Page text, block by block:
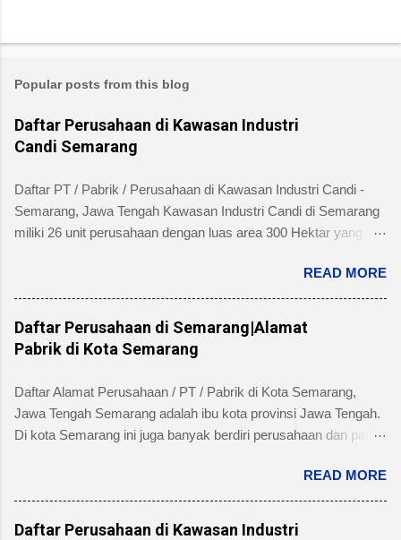
Popular posts from this blog
Daftar Perusahaan di Kawasan Industri
Candi Semarang
Daftar PT / Pabrik / Perusahaan di Kawasan Industri Candi -
Semarang, Jawa Tengah Kawasan Industri Candi di Semarang
miliki 26 unit perusahaan dengan luas area 300 Hektar yang
Kecamatan Ngaliyan dan memiliki fasilitas tanah yang siap
dibangun , jalan 20 s/d 30 meter, green belt, listrik , telepon , air,
security service dan memiliki kemudahan atau keuntungan
bebas banjir dan ideal untuk industri menengah dan besar untuk
alamat pengelola berada di Jl. Tambakaji II No. 7 Semarang
Perusahaan di Kawasan Industri Candi Semarang disertai
dengan informasi bidang usaha, alamat lengkap dan nomor
telpon masing-masing perusahaan/pabrik : PT. AMAN INDAH
Kawasan Industri Candi Gatot Subroto Blok XV / 9 Nga...
READ MORE
Daftar Perusahaan di Semarang|Alamat
Pabrik di Kota Semarang
Daftar Alamat Perusahaan / PT / Pabrik di Kota Semarang,
Jawa Tengah Semarang adalah ibu kota provinsi Jawa Tengah.
Di kota Semarang ini juga banyak berdiri perusahaan dan pabrik
produsen makanan, minuman, obat-obatan / farmasi, industri
manufacture, dan lain sebagainya. Beberapa pabrik di kota
Semarang yang terkenal diantaranya: pabrik jamu Sidomuncul,
READ MORE
Daftar Perusahaan di Kawasan Industri